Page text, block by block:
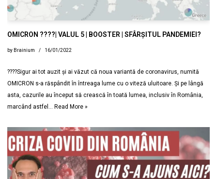
OMICRON ????| VALUL 5 | BOOSTER | SFÂRȘITUL PANDEMIEI?
by Brainium 16/01/2022
????Sigur ai tot auzit și ai văzut că noua variantă de coronavirus, numită
OMICRON s-a răspândit în întreaga lume cu o viteză uluitoare. Și pe lângă
asta, cazurile au început să crească în toată lumea, inclusiv în România,
marcând astfel… Read More »